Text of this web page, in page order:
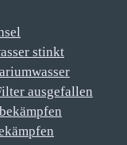
stinkt
ausgefallen